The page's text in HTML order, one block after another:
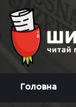
Головна